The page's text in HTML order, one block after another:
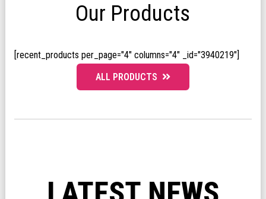
Our Products
[recent_products per_page="4" columns="4" _id="3940219"]
ALL PRODUCTS